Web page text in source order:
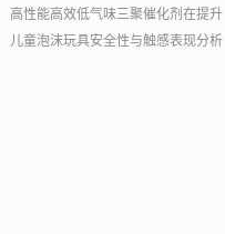
高性能高效低气味三聚催化剂在提升
儿童泡沫玩具安全性与触感表现分析